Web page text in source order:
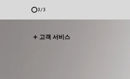
3/3
고객 서비스